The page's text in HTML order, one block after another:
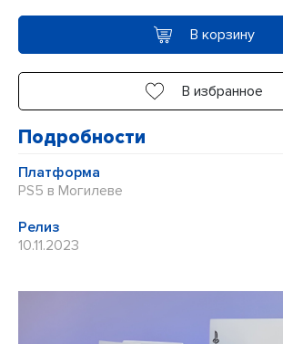
5
В корзину
В избранное
Подробности
Платформа
PS5 в Могилеве
Релиз
10.11.2023